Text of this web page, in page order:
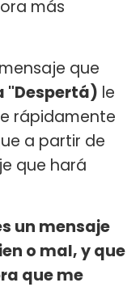
más
que
"Despertá) le
rápidamente
a partir de
que hará
un mensaje
o mal, y que
que me